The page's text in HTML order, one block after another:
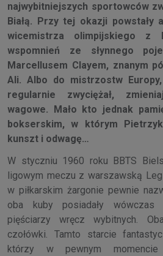
najwybitniejszych sportowców
Białą. Przy tej okazji powstały
wicemistrza olimpijskiego z
wspomnień ze słynnego
Marcellusem Clayem, znanym
Ali. Albo do mistrzostw
regularnie zwyciężał,
wagowe. Mało kto jednak
bokserskim, w którym
kunszt i odwagę…
W styczniu 1960 roku BBTS
ligowym meczu z warszawską
w piłkarskim żargonie pewnie
oba kuby posiadały
pięściarzy wręcz wybitnych.
czołówki. Tamto starcie
którzy w pewnym